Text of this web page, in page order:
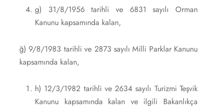
g) 31/8/1956 tarihli ve 6831 sayılı Orman
Kanunu kapsamında kalan,
ğ) 9/8/1983 tarihli ve 2873 sayılı Milli Parklar Kanunu
kapsamında kalan,
h) 12/3/1982 tarihli ve 2634 sayılı Turizmi Teşvik
Kanunu kapsamında kalan ve ilgili Bakanlıkça